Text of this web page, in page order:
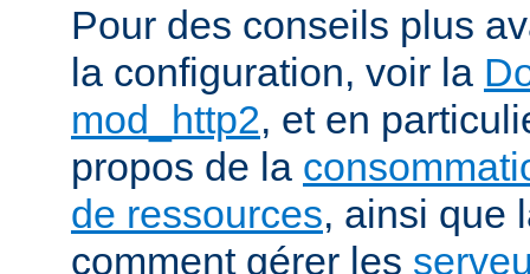
Pour des conseils plus
la configuration, voir la
mod_http2, et en
propos de la
de ressources, ainsi que
comment gérer les